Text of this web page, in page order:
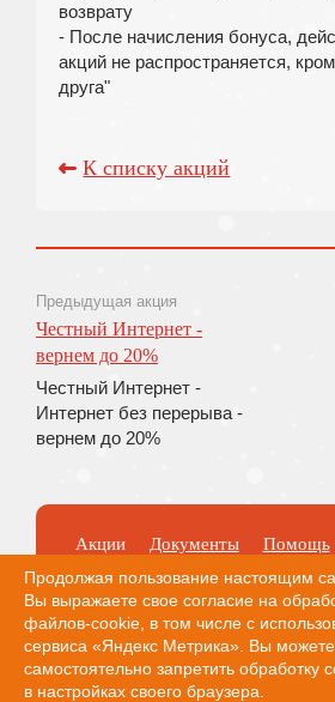
возврату
- После начисления бонуса,
акций не распространяется,
друга"
К списку акций
Предыдущая акция
Честный Интернет -
вернем до 20%
Честный Интернет -
Интернет без перерыва -
вернем до 20%
Акции Документы Помощь
Оплата
Карта сайта
Продолжая пользование настоящим
Вы выражаете свое согласие на
файлов-cookie, в том числе с
сервиса «Яндекс Метрика». Вы можете
самостоятельно запретить обработку
в настройках своего браузера.